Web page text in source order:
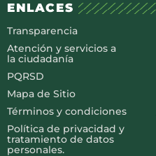
ENLACES
Transparencia
Atención y servicios a
la ciudadanía
PQRSD
Mapa de Sitio
Términos y condiciones
Política de privacidad y
tratamiento de datos
personales.